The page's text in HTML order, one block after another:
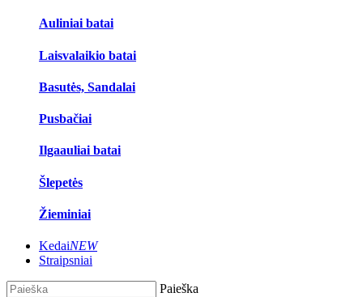
Auliniai batai
Laisvalaikio batai
Basutės, Sandalai
Pusbačiai
Ilgaauliai batai
Šlepetės
Žieminiai
KedaiNEW
Straipsniai
Paieška